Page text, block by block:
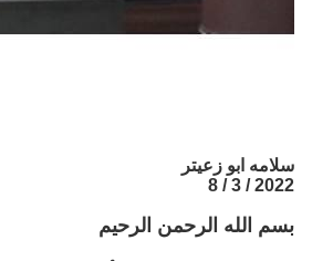
سلامه ابو زعيتر
2022 / 3 / 8
بسم الله الرحمن الرحيم